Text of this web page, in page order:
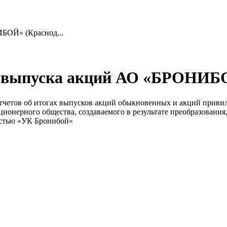
(Краснод...
выпуска акций АО
об итогах выпусков акций обыкновенных и акций
общества, создаваемого в результате
«УК Бронибой»